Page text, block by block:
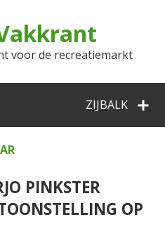
voor de recreatiemarkt
ZIJBALK
PINKSTER
OP